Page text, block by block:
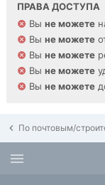
ПРАВА ДОСТУПА
Вы не можете
Вы не можете
Вы не можете
Вы не можете
Вы не можете